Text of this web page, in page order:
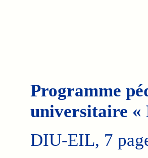
Programme
universitaire «
DIU-EIL, 7